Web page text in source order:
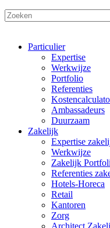
Particulier
Expertise
Werkwijze
Portfolio
Referenties
Ambassadeurs
Duurzaam
Zakelijk
Expertise
Werkwijze
Zakelijk
Referenties
Hotels-Horeca
Retail
Kantoren
Zorg
Architect